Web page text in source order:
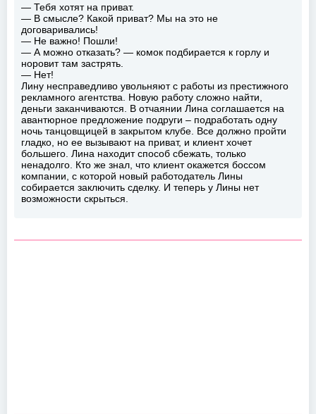
— Тебя хотят на приват.
— В смысле? Какой приват? Мы на это не
договаривались!
— Не важно! Пошли!
— А можно отказать? — комок подбирается к горлу и
норовит там застрять.
— Нет!
Лину несправедливо увольняют с работы из престижного
рекламного агентства. Новую работу сложно найти,
деньги заканчиваются. В отчаянии Лина соглашается на
авантюрное предложение подруги – подработать одну
ночь танцовщицей в закрытом клубе. Все должно пройти
гладко, но ее вызывают на приват, и клиент хочет
большего. Лина находит способ сбежать, только
ненадолго. Кто же знал, что клиент окажется боссом
компании, с которой новый работодатель Лины
собирается заключить сделку. И теперь у Лины нет
возможности скрыться.